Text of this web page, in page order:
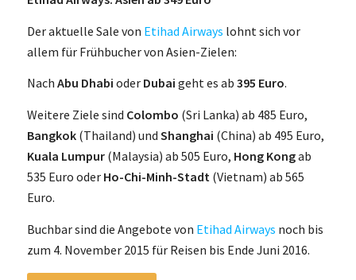
Der aktuelle Sale von Etihad Airways lohnt sich vor
allem für Frühbucher von Asien-Zielen:
Nach Abu Dhabi oder Dubai geht es ab 395 Euro.
Weitere Ziele sind Colombo (Sri Lanka) ab 485 Euro,
Bangkok(Thailand) und Shanghai (China) ab 495 Euro,
Kuala Lumpur(Malaysia) ab 505 Euro, Hong Kongab
535 Euro oder Ho-Chi-Minh-Stadt(Vietnam) ab 565
Euro.
Buchbar sind die Angebote von Etihad Airways noch bis
zum 4. November 2015 für Reisen bis Ende Juni 2016.